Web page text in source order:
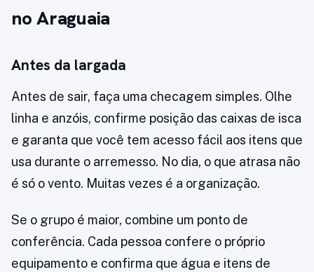
no Araguaia
Antes da largada
Antes de sair, faça uma checagem simples. Olhe
linha e anzóis, confirme posição das caixas de isca
e garanta que você tem acesso fácil aos itens que
usa durante o arremesso. No dia, o que atrasa não
é só o vento. Muitas vezes é a organização.
Se o grupo é maior, combine um ponto de
conferência. Cada pessoa confere o próprio
equipamento e confirma que água e itens de